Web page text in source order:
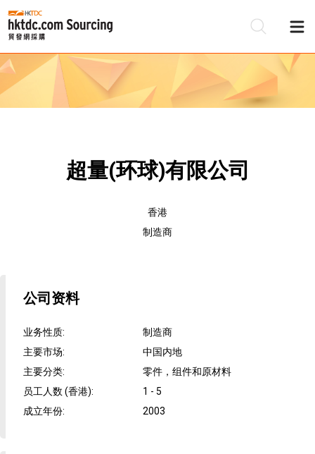
超量(环球)有限公司
香港
制造商
公司资料
业务性质:
制造商
主要市场:
中国内地
主要分类:
零件，组件和原材料
员工人数 (香港):
1 - 5
成立年份: 2003